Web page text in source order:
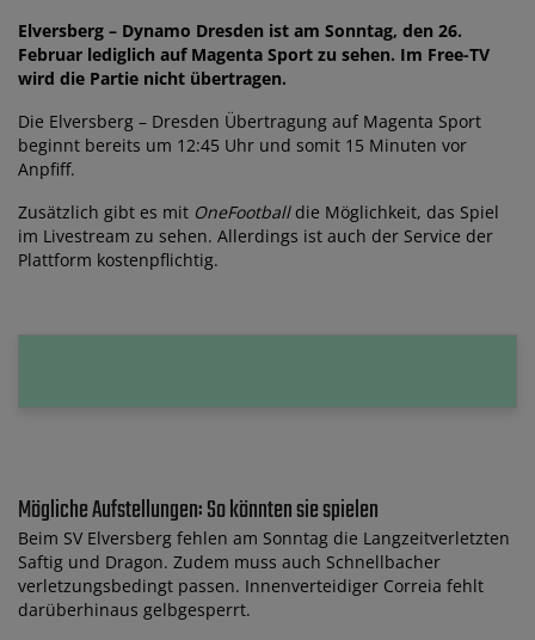
Elversberg – Dynamo Dresden ist am Sonntag, den 26.
Februar lediglich auf Magenta Sport zu sehen. Im Free-TV
wird die Partie nicht übertragen.
Die Elversberg – Dresden Übertragung auf Magenta Sport
beginnt bereits um 12:45 Uhr und somit 15 Minuten vor
Anpfiff.
Zusätzlich gibt es mit OneFootballdie Möglichkeit, das Spiel
im Livestream zu sehen. Allerdings ist auch der Service der
Plattform kostenpflichtig.
Mögliche Aufstellungen: So könnten sie spielen
Beim SV Elversberg fehlen am Sonntag die Langzeitverletzten
Saftig und Dragon. Zudem muss auch Schnellbacher
verletzungsbedingt passen. Innenverteidiger Correia fehlt
darüberhinaus gelbgesperrt.